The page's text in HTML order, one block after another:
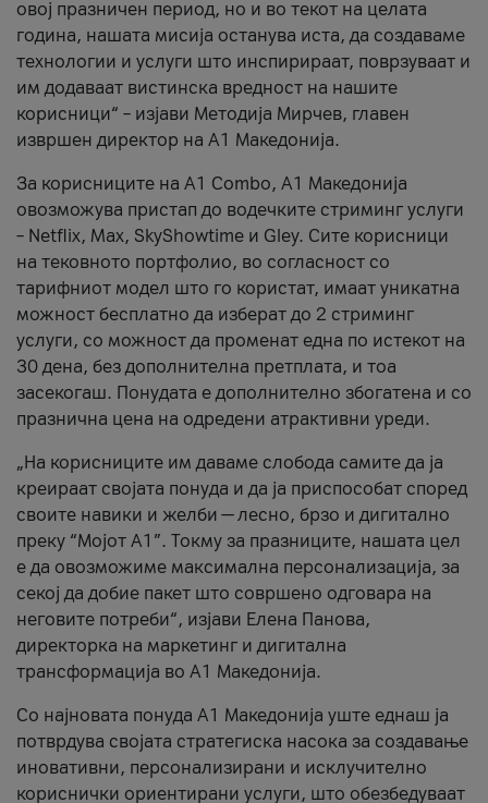
овој празничен период, но и во текот на целата
година, нашата мисија останува иста, да создаваме
технологии и услуги што инспирираат, поврзуваат и
им додаваат вистинска вредност на нашите
корисници“ – изјави Методија Мирчев, главен
извршен директор на А1 Македонија.
За корисниците на A1 Combo, А1 Македонија
овозможува пристап до водечките стриминг услуги
– Netflix, Max, SkyShowtime и Gley. Сите корисници
на тековното портфолио, во согласност со
тарифниот модел што го користат, имаат уникатна
можност бесплатно да изберат до 2 стриминг
услуги, со можност да променат една по истекот на
30 дена, без дополнителна претплата, и тоа
засекогаш. Понудата е дополнително збогатена и со
празнична цена на одредени атрактивни уреди.
„На корисниците им даваме слобода самите да ја
креираат својата понуда и да ја приспособат според
своите навики и желби — лесно, брзо и дигитално
преку “Мојот А1”. Токму за празниците, нашата цел
е да овозможиме максимална персонализација, за
секој да добие пакет што совршено одговара на
неговите потреби“, изјави Елена Панова,
директорка на маркетинг и дигитална
трансформација во А1 Македонија.
Со најновата понуда А1 Македонија уште еднаш ја
потврдува својата стратегиска насока за создавање
иновативни, персонализирани и исклучително
кориснички ориентирани услуги, што обезбедуваат